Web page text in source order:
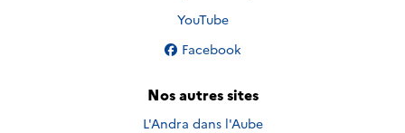
Nous suivre sur
YouTube
Nous suivre sur
Facebook
Nos autres sites
L'Andra dans l'Aube